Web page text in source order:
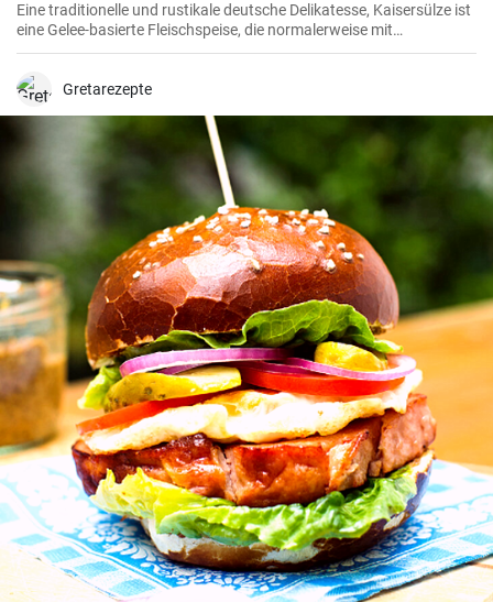
Eine traditionelle und rustikale deutsche Delikatesse, Kaisersülze ist
eine Gelee-basierte Fleischspeise, die normalerweise mit
Schweinefleisch, Essig und einer Vielzahl an Gewürzen zubereitet
Familientreffen.
Gretarezepte